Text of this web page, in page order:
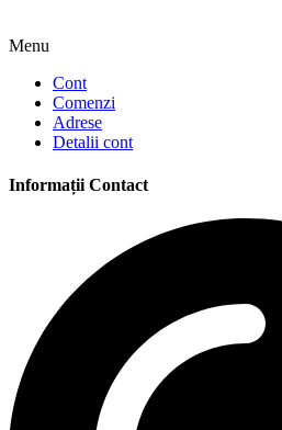
Menu
Cont
Comenzi
Adrese
Detalii cont
Informații Contact